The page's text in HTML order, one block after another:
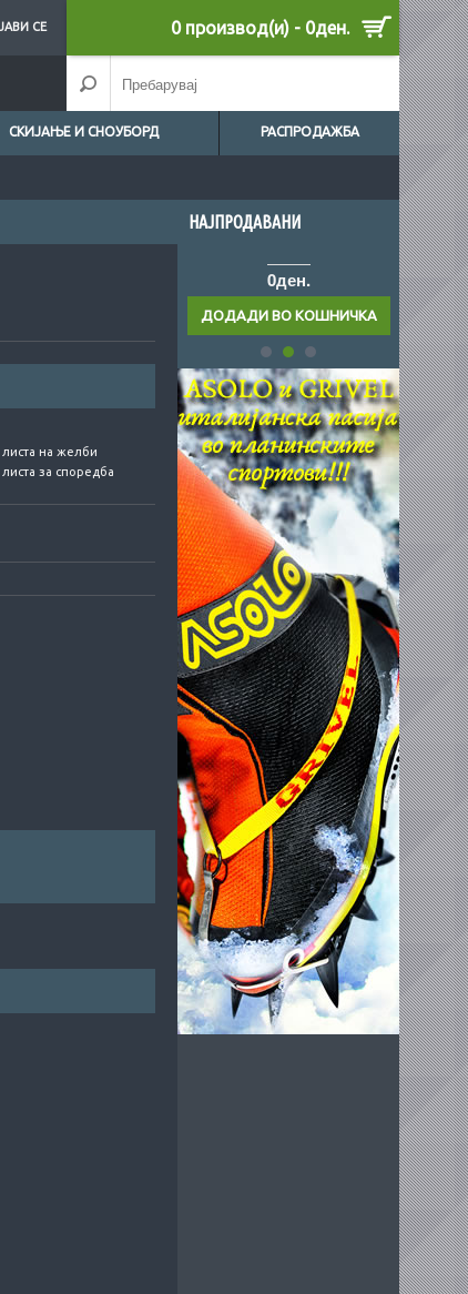
СЕ 0 производ(и) - 0ден.
СКИЈАЊЕ И СНОУБОРД РАСПРОДАЖБА
НАЈПРОДАВАНИ
0ден.
на желби
за споредба